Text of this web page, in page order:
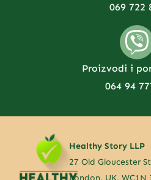
069 722
Proizvodi i
064 94
Healthy Story LLP
27 Old Gloucester
London, UK, WC1N